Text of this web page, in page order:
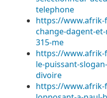
telephone
https://
change-dagent-
315-me
https://www.afrik-
le-puissant-
divoire
https://